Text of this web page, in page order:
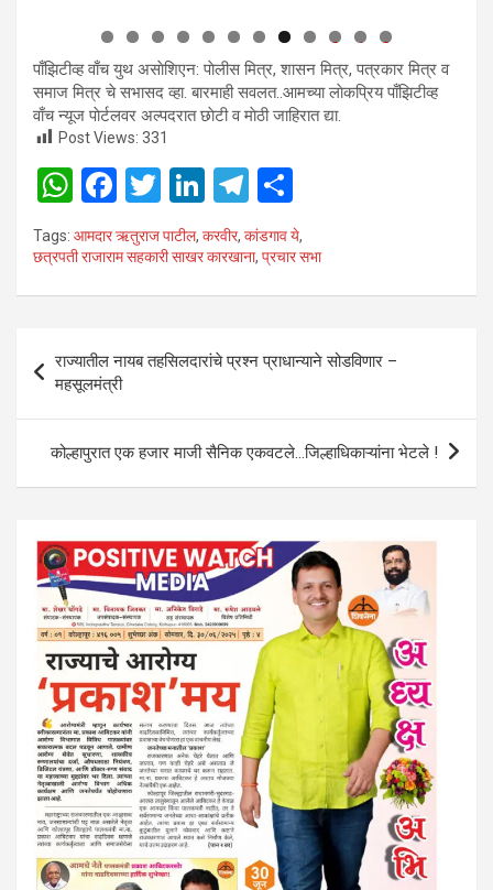
0 1
2
पाँझिटीव्ह वाँच युथ असाेशिएन: पाेलीस मित्र, शासन मित्र, पत्रकार मित्र व
समाज मित्र चे सभासद व्हा. बारमाही सवलत..आमच्या लाेकप्रिय पाँझिटीव्ह
वाँच न्यूज पाेर्टलवर अल्पदरात छाेटी व माेठी जाहिरात द्या.
Post Views: 331
W
h
at
s
p
p
F
a
ce
b
o
k
T
wi
tt
er
Li
n
ke
dI
T
el
e
gr
m
h
ar
e
Tags: आमदार ऋतुराज पाटील, करवीर, कांडगाव ये,
छत्रपती राजाराम सहकारी साखर कारखाना, प्रचार सभा
navigation
राज्यातील नायब तहसिलदारांचे प्रश्न प्राधान्याने सोडविणार –
महसूलमंत्री
कोल्हापुरात एक हजार माजी सैनिक एकवटले…जिल्हाधिकाऱ्यांना भेटले !